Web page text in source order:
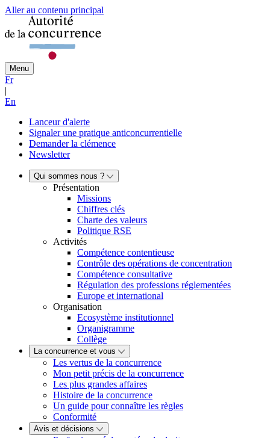
Aller au contenu principal
Menu
Fr
|
En
Lanceur d'alerte
Signaler une pratique anticoncurrentielle
Demander la clémence
Newsletter
Qui sommes nous ?
Présentation
Missions
Chiffres clés
Charte des valeurs
Politique RSE
Activités
Compétence contentieuse
Contrôle des opérations de concentration
Compétence consultative
Régulation des professions réglementées
Europe et international
Organisation
Ecosystème institutionnel
Organigramme
Collège
La concurrence et vous
Les vertus de la concurrence
Mon petit précis de la concurrence
Les plus grandes affaires
Histoire de la concurrence
Un guide pour connaître les règles
Conformité
Avis et décisions